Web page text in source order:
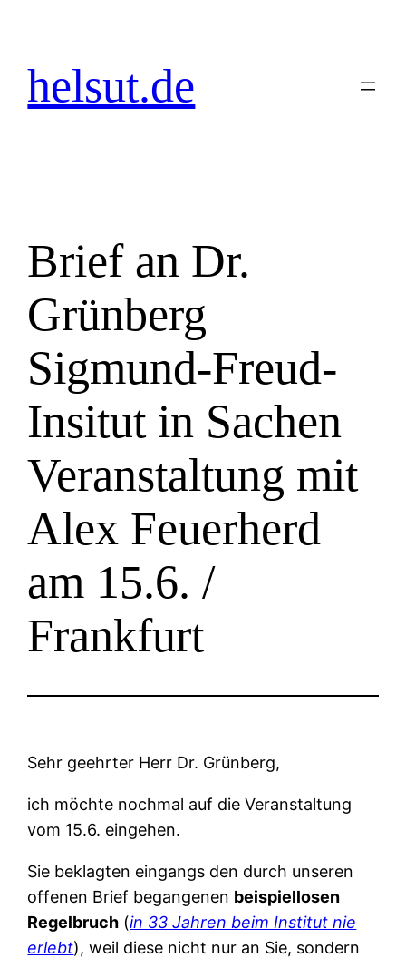
springen
helsut.de
Brief an Dr.
Grünberg
Sigmund-Freud-
Insitut in Sachen
Veranstaltung mit
Alex Feuerherd
am 15.6. /
Frankfurt
Sehr geehrter Herr Dr. Grünberg,
ich möchte nochmal auf die Veranstaltung
vom 15.6. eingehen.
Sie beklagten eingangs den durch unseren
offenen Brief begangenen beispiellosen
Regelbruch (in 33 Jahren beim Institut nie
erlebt), weil diese nicht nur an Sie, sondern